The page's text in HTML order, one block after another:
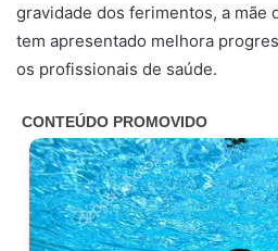
gravidade dos ferimentos, a mãe
tem apresentado melhora
os profissionais de saúde.